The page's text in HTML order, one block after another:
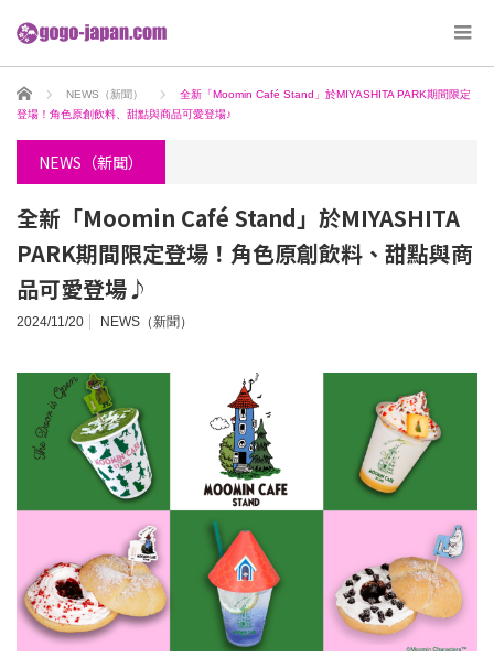
ホーム NEWS（新聞）
全新「Moomin Café Stand」於MIYASHITA PARK期間限定
登場！角色原創飲料、甜點與商品可愛登場♪
NEWS（新聞）
全新「Moomin Café Stand」於MIYASHITA
PARK期間限定登場！角色原創飲料、甜點與商
品可愛登場♪
2024/11/20 NEWS（新聞）